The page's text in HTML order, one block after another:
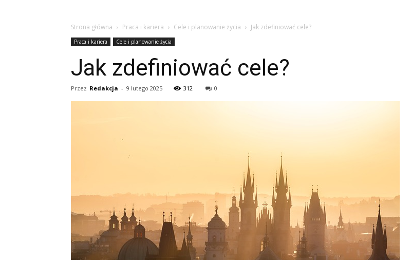
Strona główna Praca i kariera Cele i planowanie życia Jak zdefiniować cele?
Praca i kariera Cele i planowanie życia
Jak zdefiniować cele?
Przez Redakcja - 9 lutego 2025 312 0